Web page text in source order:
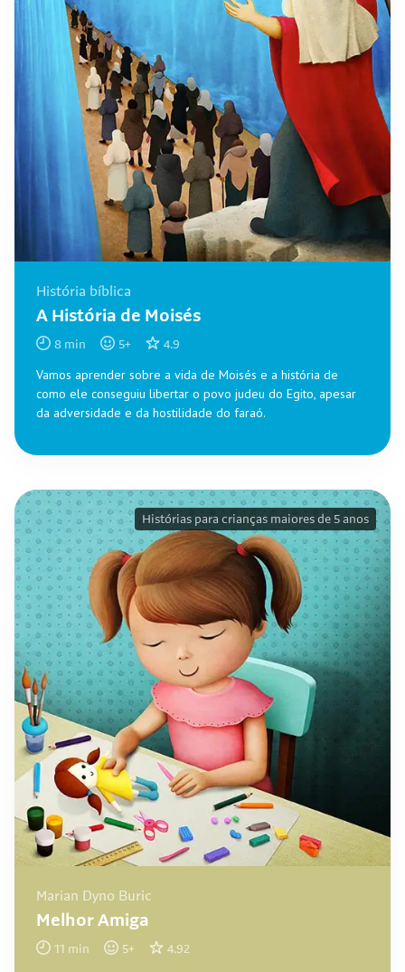
História bíblica
A História de Moisés
8 min 5+ 4.9
Vamos aprender sobre a vida de Moisés e a história de
como ele conseguiu libertar o povo judeu do Egito, apesar
da adversidade e da hostilidade do faraó.
Marian Dyno Buric
Melhor Amiga
11 min 5+ 4.92
Histórias para crianças maiores de 5 anos